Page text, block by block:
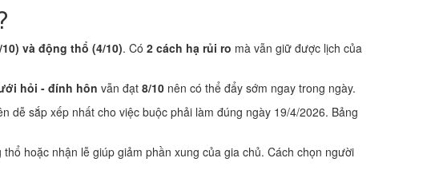
và động thổ (4/10). Có 2 cách hạ rủi ro mà vẫn giữ được lịch của
hỏi - đính hôn vẫn đạt 8/10 nên có thể đẩy sớm ngay trong ngày.
dễ sắp xếp nhất cho việc buộc phải làm đúng ngày 19/4/2026. Bảng
hoặc nhận lễ giúp giảm phần xung của gia chủ. Cách chọn người